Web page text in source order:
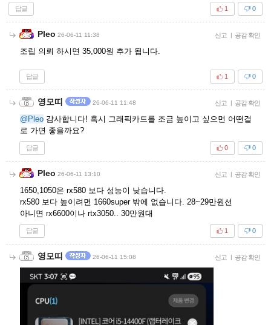
답글 0
1
Pleo 26-06-11 11:38 신고 | 공감 확인
조립 의뢰 하시면 35,000원 추가 됩니다.
답글 0
1
영모띠 26-06-11 11:48 신고 | 공감 확인
@Pleo 감사합니다! 혹시 그래픽카드를 조금 높이고 싶으면 어떤걸
로 가면 좋을까요?
답글 0
0
Pleo 26-06-11 13:10 신고 | 공감 확인
1650,1050은 rx580 보다 성능이 낮습니다.
rx580 보다 높이려면 1660super 밖에 없습니다. 28~29만원선
아니면 rx6600이나 rtx3050.. 30만원대
답글 0
1
영모띠 26-06-11 15:08 신고 | 공감 확인